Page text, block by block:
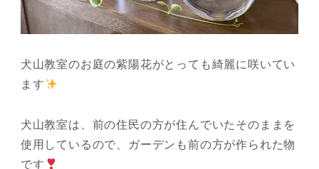
犬山教室のお庭の紫陽花がとっても綺麗に咲いてい
ます
犬山教室は、前の住民の方が住んでいたそのままを
使用しているので、ガーデンも前の方が作られた物
です